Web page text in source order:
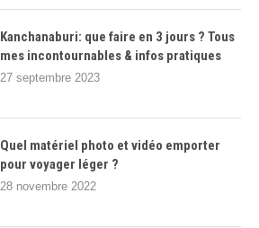
Kanchanaburi: que faire en 3 jours ? Tous
mes incontournables & infos pratiques
27 septembre 2023
Quel matériel photo et vidéo emporter
pour voyager léger ?
28 novembre 2022